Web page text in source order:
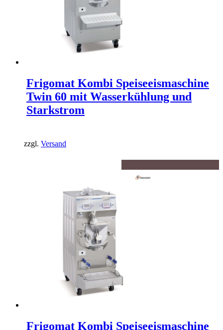
Frigomat Kombi Speiseeismaschine
Twin 60 mit Wasserkühlung und
Starkstrom
zzgl. Versand
Frigomat Kombi Speiseeismaschine